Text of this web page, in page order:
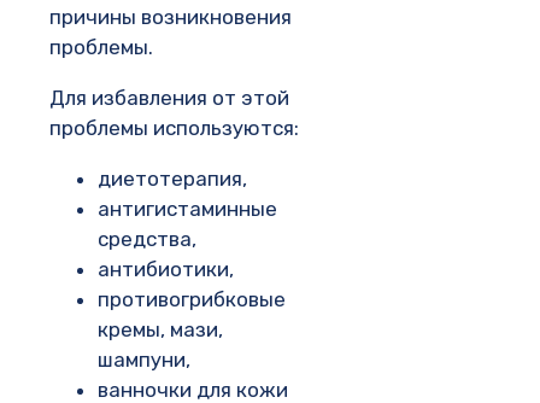
причины возникновения
проблемы.
Для избавления от этой
проблемы используются:
диетотерапия,
антигистаминные
средства,
антибиотики,
противогрибковые
кремы, мази,
шампуни,
ванночки для кожи